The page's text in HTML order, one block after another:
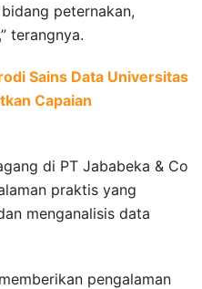
peternakan,
terangnya.
Sains Data Universitas
Capaian
di PT Jababeka & Co
praktis yang
menganalisis data
pengalaman